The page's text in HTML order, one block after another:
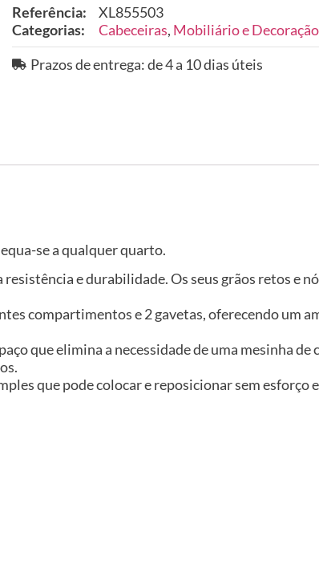
Referência:
XL855503
Categorias:
Cabeceiras, Mobiliário e Decoração
Prazos de entrega: de 4 a 10 dias úteis
se a qualquer quarto.
e durabilidade. Os seus grãos retos e
compartimentos e 2 gavetas, oferecendo um
que elimina a necessidade de uma mesinha
que pode colocar e reposicionar sem esforço